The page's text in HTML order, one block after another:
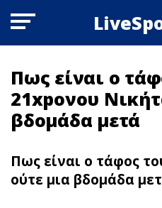
Πως είναι ο
21xpονου
βδομάδα μετά
Πως είναι ο τάφος
ούτε μια βδομάδα